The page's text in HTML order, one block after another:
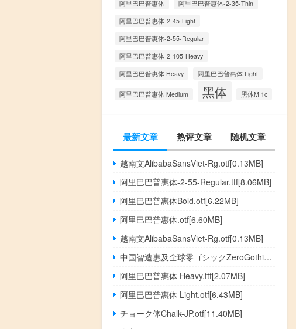
阿里巴巴普惠体
阿里巴巴普惠体-2-35-Thin
阿里巴巴普惠体-2-45-Light
阿里巴巴普惠体-2-55-Regular
阿里巴巴普惠体-2-105-Heavy
阿里巴巴普惠体 Heavy
阿里巴巴普惠体 Light
阿里巴巴普惠体 Medium 黑体 黑体M 1c
最新文章 热评文章 随机文章
越南文AlibabaSansViet-Rg.otf[0.13MB]
阿里巴巴普惠体-2-55-Regular.ttf[8.06MB]
阿里巴巴普惠体Bold.otf[6.22MB]
阿里巴巴普惠体.otf[6.60MB]
越南文AlibabaSansViet-Rg.otf[0.13MB]
中国智造惠及全球零ゴシックZeroGothic.otf[4.36MB]
阿里巴巴普惠体 Heavy.ttf[2.07MB]
阿里巴巴普惠体 Light.otf[6.43MB]
チョーク体Chalk-JP.otf[11.40MB]